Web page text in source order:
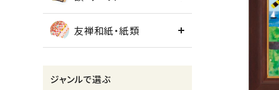
友禅和紙・紙類
ジャンルで選ぶ